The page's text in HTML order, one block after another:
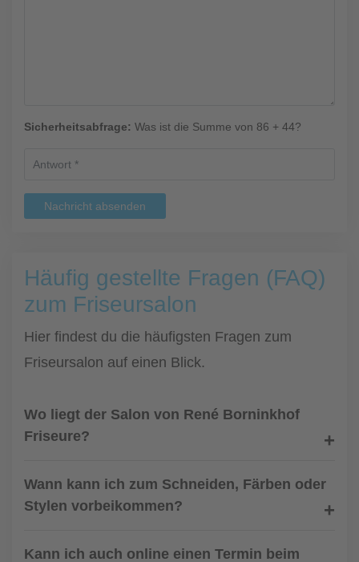
Sicherheitsabfrage: Was ist die Summe von 86 + 44?
Nachricht absenden
Häufig gestellte Fragen (FAQ)
zum Friseursalon
Hier findest du die häufigsten Fragen zum
Friseursalon auf einen Blick.
Wo liegt der Salon von René Borninkhof
Friseure?
Wann kann ich zum Schneiden, Färben oder
Stylen vorbeikommen?
Kann ich auch online einen Termin beim